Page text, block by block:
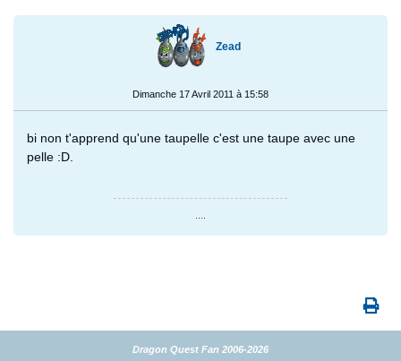
Zead
Dimanche 17 Avril 2011 à 15:58
bi non t'apprend qu'une taupelle c'est une taupe avec une
pelle :D.
Dragon Quest Fan 2006-2026